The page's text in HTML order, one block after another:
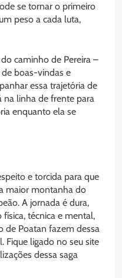
se tornar o primeiro
peso a cada luta,
caminho de Pereira –
boas-vindas e
essa trajetória de
na linha de frente para
enquanto ela se
e torcida para que
maior montanha do
A jornada é dura,
técnica e mental,
de Poatan fazem dessa
Fique ligado no seu site
dessa saga